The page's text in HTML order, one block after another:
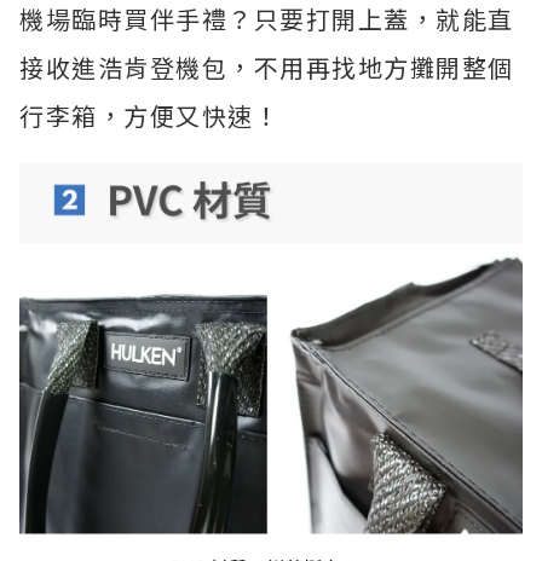
機場臨時買伴手禮？只要打開上蓋，就能直
接收進浩肯登機包，不用再找地方攤開整個
行李箱，方便又快速！